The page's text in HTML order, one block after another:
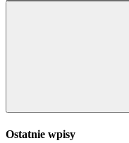
Ostatnie wpisy